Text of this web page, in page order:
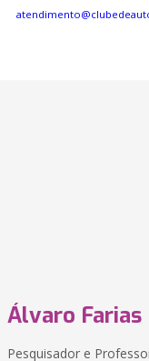
Álvaro Farias
Pesquisador e